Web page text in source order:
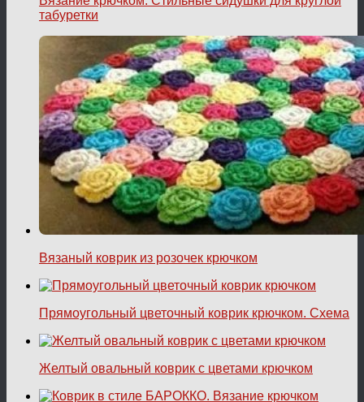
табуретки
Вязаный коврик из розочек крючком
Прямоугольный цветочный коврик крючком. Схема
Желтый овальный коврик с цветами крючком